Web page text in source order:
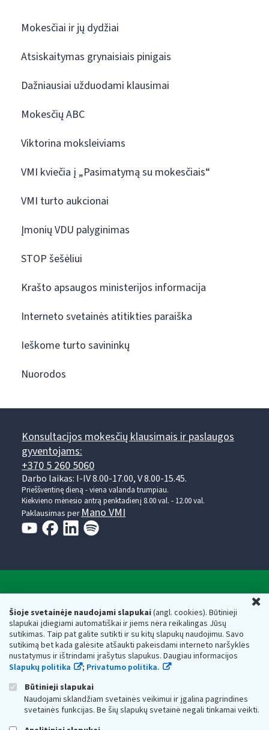
Šioje svetainėje naudojami slapukai(angl. cookies). Būtinieji
slapukai įdiegiami automatiškai ir jiems nėra reikalingas Jūsų
sutikimas. Taip pat galite sutikti ir su kitų slapukų naudojimu. Savo
sutikimą bet kada galėsite atšaukti pakeisdami interneto naršyklės
nustatymus ir ištrindami įrašytus slapukus. Daugiau informacijos
Slapukų politika
; Privatumo politika.
Būtinieji slapukai
Naudojami sklandžiam svetainės veikimui ir įgalina pagrindines
svetainės funkcijas. Be šių slapukų svetainė negali tinkamai veikti.
Mokesčiai ir jų dydžiai
Atsiskaitymas grynaisiais pinigais
Dažniausiai užduodami klausimai
Mokesčių ABC
Viktorina moksleiviams
VMI kviečia į „Pasimatymą su mokesčiais“
VMI turto aukcionai
Įmonių VDU palyginimas
STOP šešėliui
Krašto apsaugos ministerijos informacija
Interneto svetainės atitikties paraiška
Ieškome turto savininkų
Nuorodos
Konsultacijos mokesčių klausimais ir paslaugos
gyventojams:
+370 5 260 5060
Darbo laikas: I-IV 8.00-17.00, V 8.00-15.45.
Prieššventinę dieną - viena valanda trumpiau.
Kiekvieno mėnesio antrą penktadienį 8.00 val. - 12.00 val.
Paklausimas per Mano VMI
Respublikos finansų ministerijos
Biudžetinė įstaiga. Juridinio asmens kodas — 188659752,
adresas: Vasario 16-osios g. 14, 01107 Vilnius, Lietuva, el.paštas:
vmi@vmi.lt, E. pristatymo dėžutės adresas 188659752
Duomenys apie Valstybinę mokesčių inspekciją prie Lietuvos
Respublikos finansų ministerijos kaupiami ir saugomi Juridinių